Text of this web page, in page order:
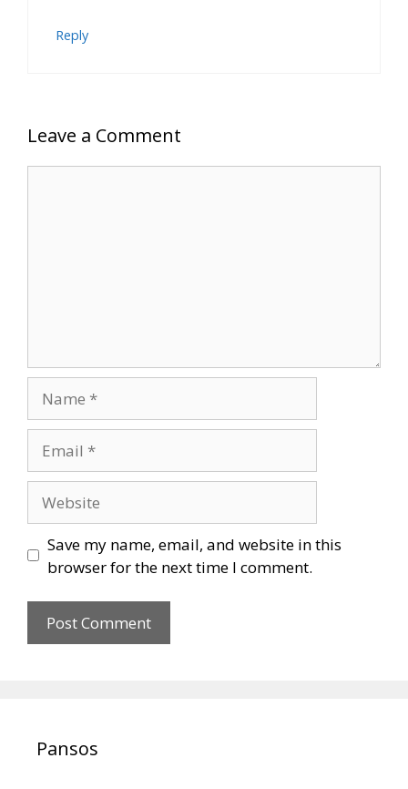
Reply
Leave a Comment
Save my name, email, and website in this
browser for the next time I comment.
Pansos